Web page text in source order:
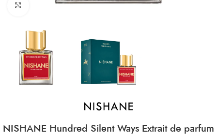
CLICK TO ENLARGE
NISHANE Hundred Silent Ways Extrait de parfum